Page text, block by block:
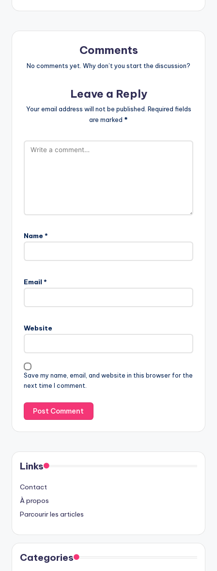
Comments
No comments yet. Why don’t you start the discussion?
Leave a Reply
Your email address will not be published. Required fields
are marked *
Name *
Email *
Website
Save my name, email, and website in this browser for the
next time I comment.
Links
Contact
À propos
Parcourir les articles
Categories